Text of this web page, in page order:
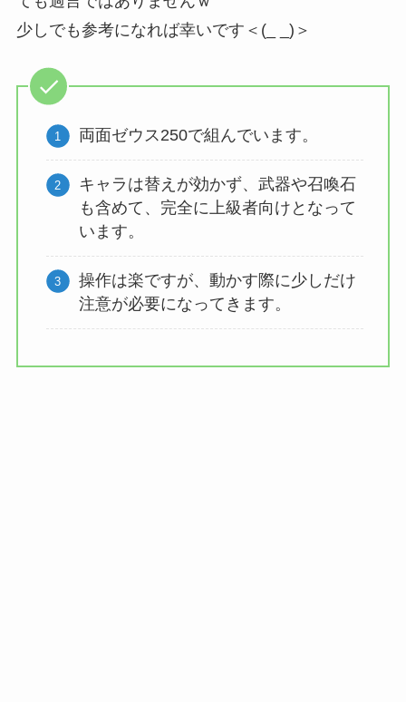
少しでも参考になれば幸いです＜(_ _)＞
両面ゼウス250で組んでいます。
キャラは替えが効かず、武器や召喚石
も含めて、完全に上級者向けとなって
います。
操作は楽ですが、動かす際に少しだけ
注意が必要になってきます。